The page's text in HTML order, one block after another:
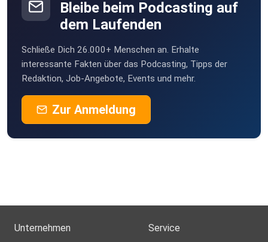
Bleibe beim Podcasting auf
dem Laufenden
Schließe Dich 26.000+ Menschen an. Erhalte
interessante Fakten über das Podcasting, Tipps der
Redaktion, Job-Angebote, Events und mehr.
Zur Anmeldung
Unternehmen Service